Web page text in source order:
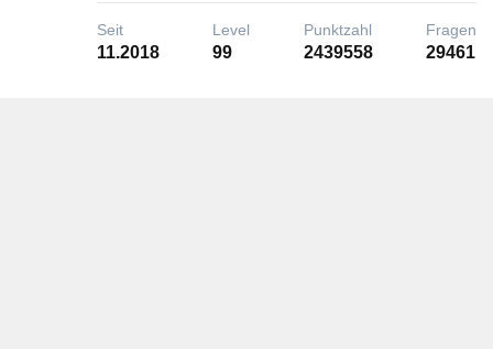
Seit
11.2018
Level
99
Punktzahl
2439558
Fragen
29461